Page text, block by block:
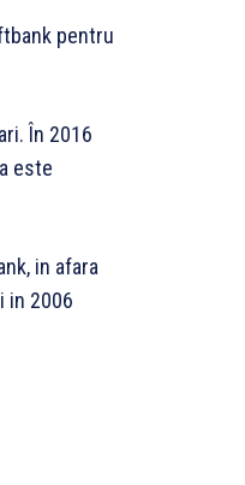
pentru
În 2016
este
in afara
in 2006